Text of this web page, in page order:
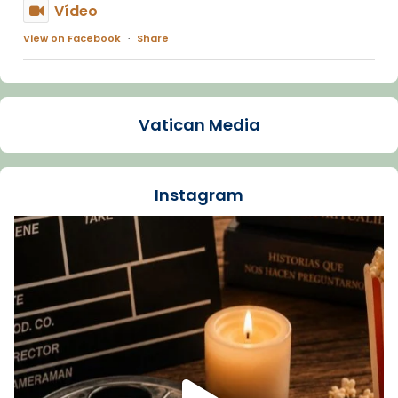
Vídeo
View on Facebook · Share
Arquebisbat de Barcelona
La Carmina va patir depressió. Fa gairebé
dos mesos, a l'Estadi Lluís Companys, la
Recupera l'entrevista comp
Vatican
tican News 👇
www.vaticannews.va/es/iglesia/news/2026-
07/carmina-historia-depresion-papa-viaje-
espana-testimoni...
Foto
View on Facebook · Share
Vatican Media
Instagram